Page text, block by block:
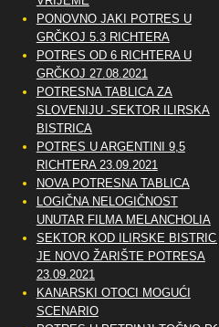
PONOVNO JAKI POTRES U
GRČKOJ 5.3 RICHTERA
POTRES OD 6 RICHTERA U
GRČKOJ 27.08.2021
POTRESNA TABLICA ZA
SLOVENIJU -SEKTOR ILIRSKA
BISTRICA
POTRES U ARGENTINI 9,5
RICHTERA 23.09.2021
NOVA POTRESNA TABLICA
LOGIČNA NELOGIČNOST
UNUTAR FILMA MELANCHOLIA
SEKTOR KOD ILIRSKE BISTRICE
JE NOVO ŽARIŠTE POTRESA
23.09.2021
KANARSKI OTOCI MOGUĆI
SCENARIO